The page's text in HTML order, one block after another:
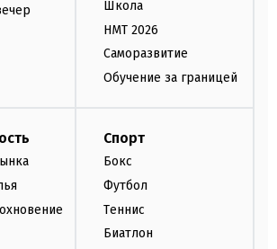
Школа
НМТ 2026
Саморазвитие
Обучение за границей
Спорт
Бокс
Футбол
Теннис
Биатлон